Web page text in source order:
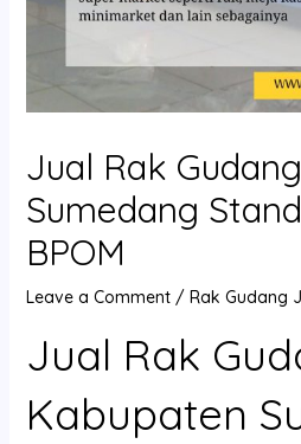
Jual Rak
Sumedang
BPOM
Leave a Comment / Rak Gudang
Jual Rak
Kabupaten